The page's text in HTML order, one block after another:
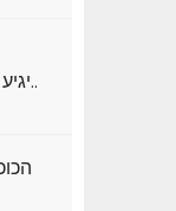
3I/ATLAS יגיע לנקודה הק..